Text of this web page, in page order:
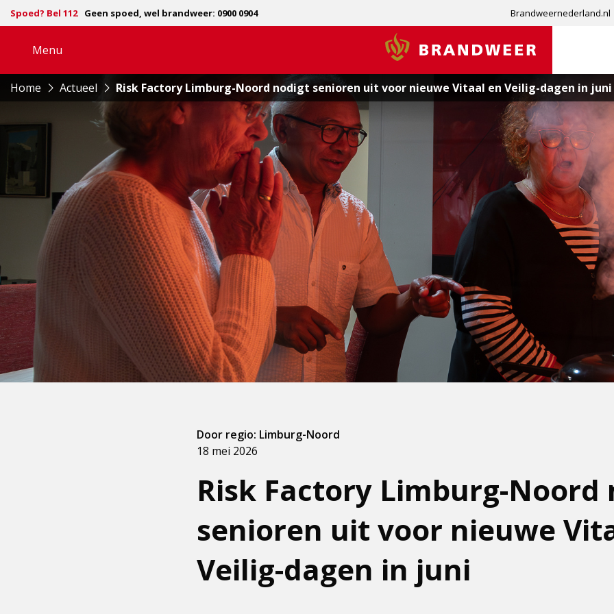
Spoed? Bel 112 Geen spoed, wel brandweer: 0900 0904 Brandweernederland.nl
Menu
navigatie
Brandweer
Home Actueel Risk Factory Limburg-Noord nodigt senioren uit voor nieuwe Vitaal en Veilig-dagen in juni
Risk Factory Limburg-Noord
senioren uit voor nieuwe
Veilig-dagen in juni
18 mei 2026
Door regio: Limburg-Noord